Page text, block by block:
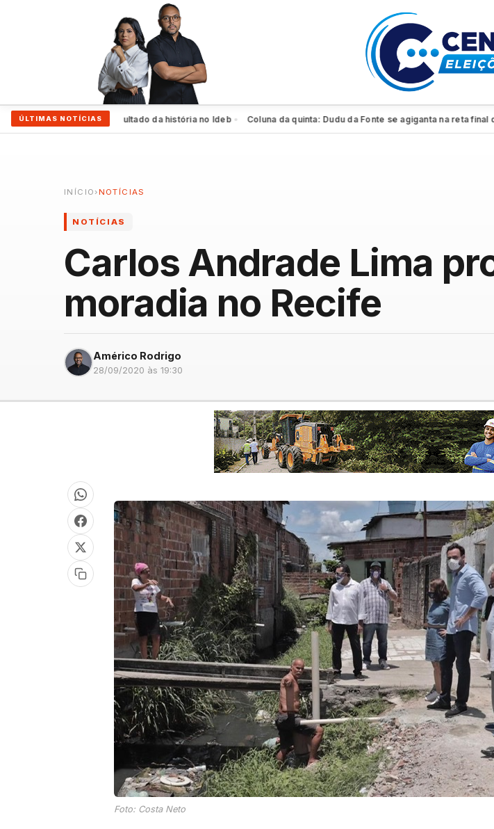
ÚLTIMAS NOTÍCIAS
alcança melhor resultado da história no Ideb ● Coluna da quinta: Dudu da Fonte se agiganta na reta final das
INÍCIO ›NOTÍCIAS
NOTÍCIAS
Carlos Andrade Lima
moradia no Recife
Américo Rodrigo
28/09/2020 às 19:30
Foto: Costa Neto